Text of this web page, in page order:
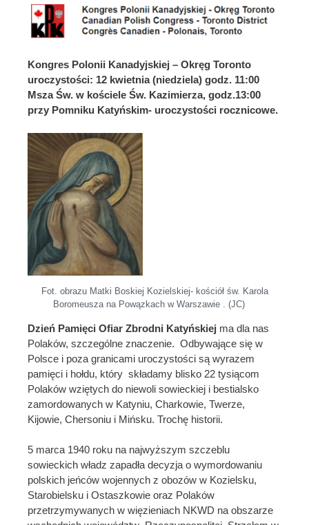
Kongres Polonii Kanadyjskiej – Okręg Toronto
uroczystości: 12 kwietnia (niedziela) godz. 11:00
Msza Św. w kościele Św. Kazimierza, godz.13:00
przy Pomniku Katyńskim- uroczystości rocznicowe.
Fot. obrazu Matki Boskiej Kozielskiej- kościół św. Karola
Boromeusza na Powązkach w Warszawie . (JC)
Dzień Pamięci Ofiar Zbrodni Katyńskiej ma dla nas
Polaków, szczególne znaczenie. Odbywające się w
Polsce i poza granicami uroczystości są wyrazem
pamięci i hołdu, który składamy blisko 22 tysiącom
Polaków wziętych do niewoli sowieckiej i bestialsko
zamordowanych w Katyniu, Charkowie, Twerze,
Kijowie, Chersoniu i Mińsku. Trochę historii.
5 marca 1940 roku na najwyższym szczeblu
sowieckich władz zapadła decyzja o wymordowaniu
polskich jeńców wojennych z obozów w Kozielsku,
Starobielsku i Ostaszkowie oraz Polaków
przetrzymywanych w więzieniach NKWD na obszarze